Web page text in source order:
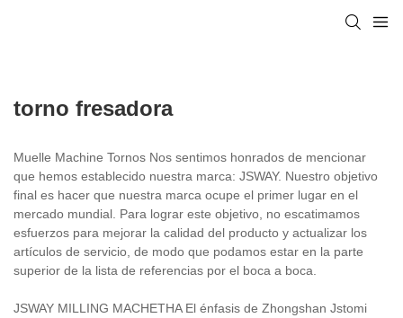
torno fresadora
Muelle Machine Tornos Nos sentimos honrados de mencionar
que hemos establecido nuestra marca: JSWAY. Nuestro objetivo
final es hacer que nuestra marca ocupe el primer lugar en el
mercado mundial. Para lograr este objetivo, no escatimamos
esfuerzos para mejorar la calidad del producto y actualizar los
artículos de servicio, de modo que podamos estar en la parte
superior de la lista de referencias por el boca a boca.
JSWAY MILLING MACHETHA El énfasis de Zhongshan Jstomi